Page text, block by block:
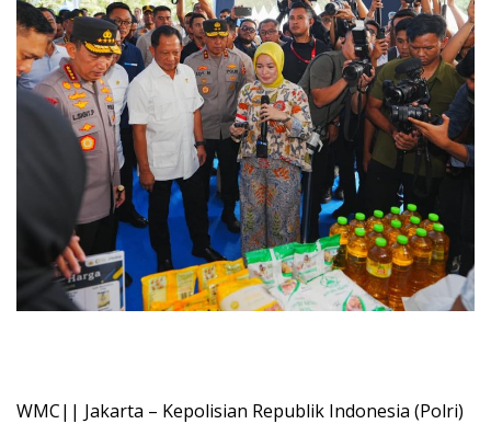
WMC|| Jakarta – Kepolisian Republik Indonesia (Polri)